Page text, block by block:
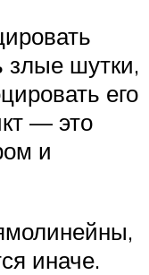
злые шутки,
его
— это
и
иначе.